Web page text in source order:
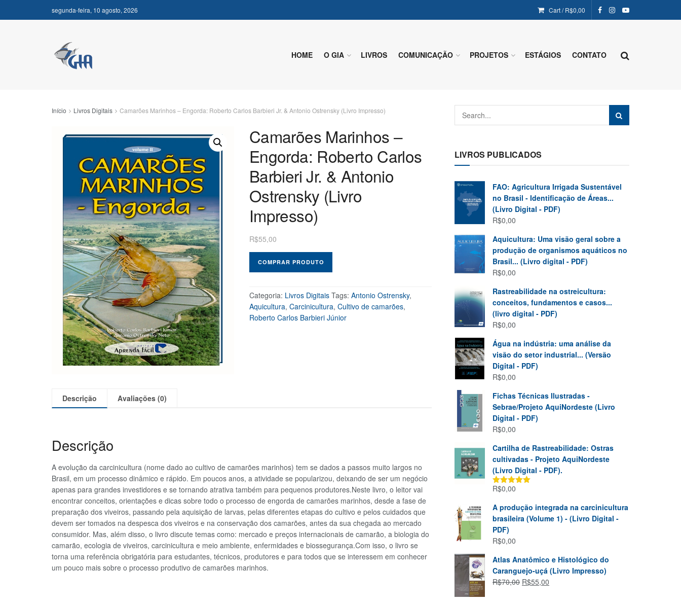
segunda-feira, 10 agosto, 2026 Cart /R$0,00
HOME O GIA LIVROS COMUNICAÇÃO PROJETOS ESTÁGIOS CONTATO
Início Livros Digitais Camarões Marinhos – Engorda: Roberto Carlos Barbieri Jr. & Antonio Ostrensky (Livro Impresso)
Camarões Marinhos –
Engorda: Roberto Carlos
Barbieri Jr. & Antonio
Ostrensky (Livro
Impresso)
R$55,00
COMPRAR PRODUTO
Categoria: Livros Digitais Tags: Antonio Ostrensky,
Aquicultura, Carcinicultura, Cultivo de camarões,
Roberto Carlos Barbieri Júnior
Descrição Avaliações (0)
Descrição
A evolução da carcinicultura (nome dado ao cultivo de camarões marinhos) tem se dados a passos muito largos no
Brasil, em um processo dinâmico e rápido. Em poucos anos, a atividade se popularizou, deixando de ser um negócio
apenas para grandes investidores e se tornando atrativa também para pequenos produtores.Neste livro, o leitor vai
encontrar conceitos, orientações e dicas sobre todo o processo de engorda de camarões marinhos, desde a fase de
preparação dos viveiros, passando pela aquisição de larvas, pelas diferentes etapas do cultivo e pelos cuidados que
devem ser tomados na despesca dos viveiros e na conservação dos camarões, antes da sua chegada ao mercado
consumidor. Mas, além disso, o livro discute temas como: mercado e preços internacionais de camarão, a biologia do
camarão, ecologia de viveiros, carcinicultura e meio ambiente, enfermidades e biossegurança.Com isso, o livro se
torna uma referência obrigatória para estudantes, técnicos, produtores e para todos que se interessem em conhecer
um pouco mais sobre o processo produtivo de camarões marinhos.
LIVROS PUBLICADOS
FAO: Agricultura Irrigada Sustentável
no Brasil - Identificação de Áreas...
(Livro Digital - PDF)
R$0,00
Aquicultura: Uma visão geral sobre a
produção de organismos aquáticos no
Brasil... (Livro digital - PDF)
R$0,00
Rastreabilidade na ostreicultura:
conceitos, fundamentos e casos...
(livro digital - PDF)
R$0,00
Água na indústria: uma análise da
visão do setor industrial... (Versão
Digital - PDF)
R$0,00
Fichas Técnicas Ilustradas -
Sebrae/Projeto AquiNordeste (Livro
Digital - PDF)
R$0,00
Cartilha de Rastreabilidade: Ostras
cultivadas - Projeto AquiNordeste
(Livro Digital - PDF).
Avaliação
R$0,00
A produção integrada na carcinicultura
brasileira (Volume 1) - (Livro Digital -
PDF)
R$0,00
Atlas Anatômico e Histológico do
Caranguejo-uçá (Livro Impresso)
R$70,00 R$55,00